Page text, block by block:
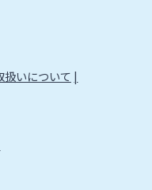
扱いについて